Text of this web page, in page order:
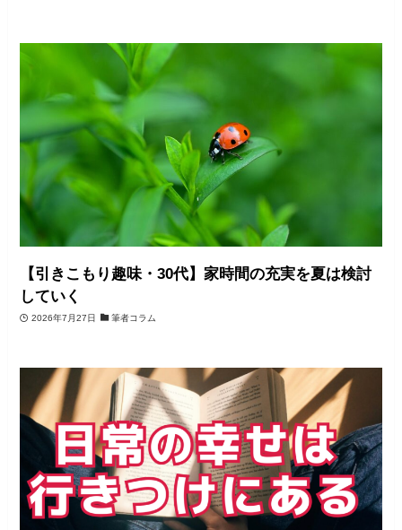
【引きこもり趣味・30代】家時間の充実を夏は検討
していく
2026年7月27日 筆者コラム